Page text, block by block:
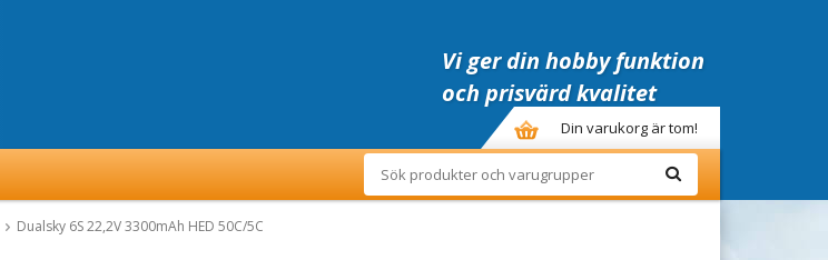
Vi ger din hobby funktion
och prisvärd kvalitet
Din varukorg är tom!
Dualsky 6S 22,2V 3300mAh HED 50C/5C